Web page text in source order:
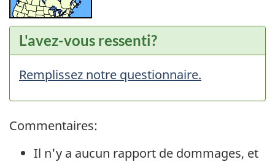
L'avez-vous ressenti?
Remplissez notre questionnaire.
Commentaires:
Il n'y a aucun rapport de dommages, et